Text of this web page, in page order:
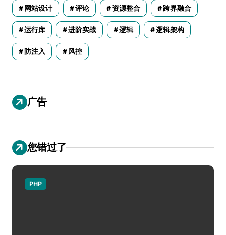
网站设计 评论 资源整合 跨界融合
运行库 进阶实战 逻辑 逻辑架构
防注入 风控
广告
您错过了
PHP